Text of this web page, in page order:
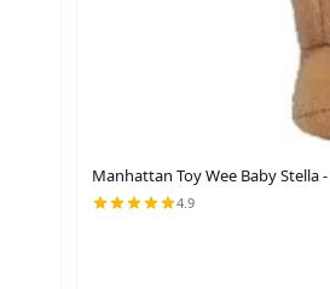
Manhattan Toy Wee Baby Stella
4.9